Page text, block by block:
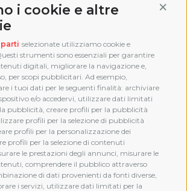
i cookie e altre
parti selezionate utilizziamo cookie e
strumenti sono essenziali per garantire
digitali, migliorare la navigazione e,
per scopi pubblicitari. Ad esempio,
i tuoi dati per le seguenti finalità: archiviare
e/o accedervi, utilizzare dati limitati
pubblicità, creare profili per la pubblicità
profili per la selezione di pubblicità
profili per la personalizzazione dei
profili per la selezione di contenuti
le prestazioni degli annunci, misurare le
comprendere il pubblico attraverso
di dati provenienti da fonti diverse,
i servizi, utilizzare dati limitati per la